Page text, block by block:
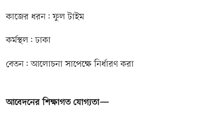
কাজের ধরন: ফুল টাইম
কর্মস্থল: ঢাকা
বেতন: আলোচনা সাপেক্ষে নির্ধারণ করা
আবেদনের শিক্ষাগত যোগ্যতা—